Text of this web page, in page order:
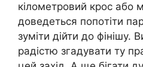
кілометровий крос або
доведеться попoтіти
зуміти дійти до фінішу.
радістю згадувати ту